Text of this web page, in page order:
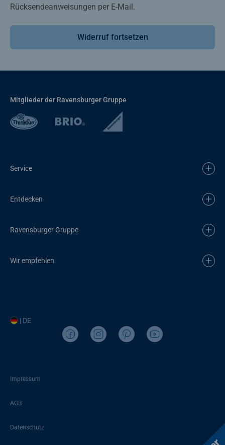
Rücksendeanweisungen per E-Mail.
Widerruf fortsetzen
Mitglieder der Ravensburger Gruppe
Service
Entdecken
Ravensburger Gruppe
Wir empfehlen
| DE
Impressum
AGB
Datenschutz